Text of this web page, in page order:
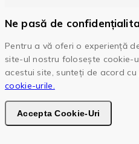
Ne pasă de
Pentru a vă oferi o experiență
site-ul nostru folosește cookie-
acestui site, sunteți de acord cu
cookie-urile.
Accepta Cookie-Uri